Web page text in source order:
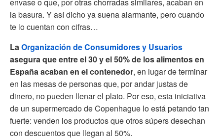
la basura. Y así dicho ya suena alarmante, pero cuando
te lo cuentan con cifras…
LaOrganización de Consumidores y Usuarios
asegura que entre el 30 y el 50% de los alimentos en
España acaban en el contenedor, en lugar de terminar
en las mesas de personas que, por andar justas de
dinero, no pueden llenar el plato. Por eso, esta iniciativa
de un supermercado de Copenhague lo está petando tan
fuerte: venden los productos que otros súpers desechan
con descuentos que llegan al 50%.